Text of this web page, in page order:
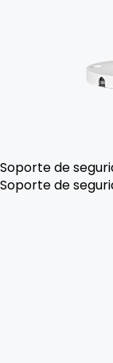
Soporte de
Soporte de